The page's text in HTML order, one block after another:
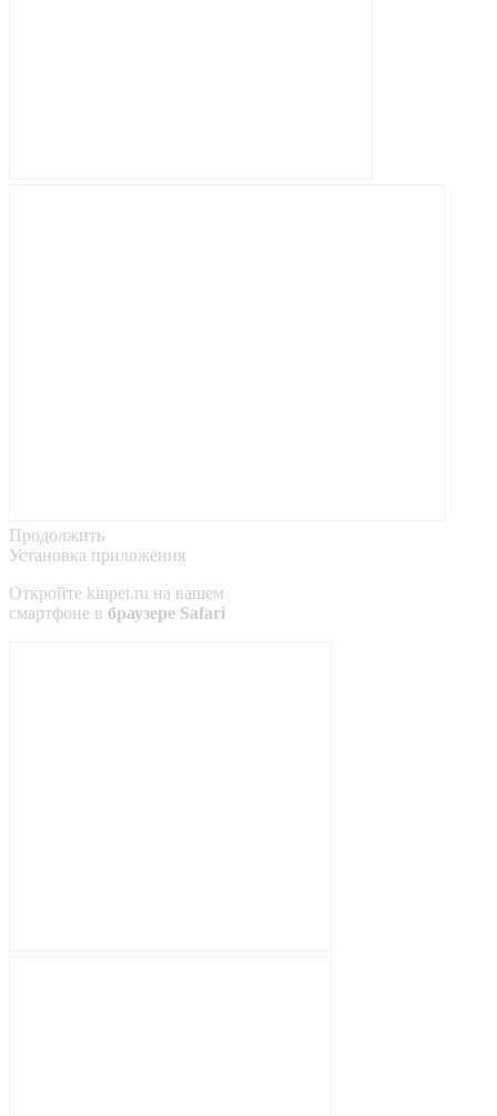
Продолжить
Установка приложения
Откройте kinpet.ru на вашем
смартфоне в браузере Safari